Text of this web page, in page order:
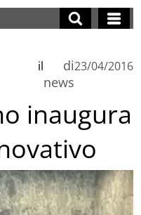
di
news
il 23/04/2016
inaugura